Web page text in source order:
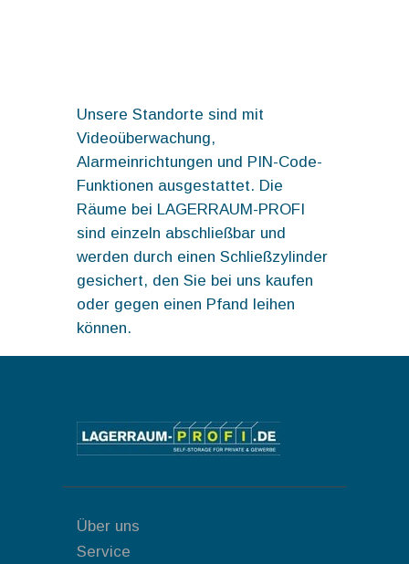
Unsere Standorte sind mit
Videoüberwachung,
Alarmeinrichtungen und PIN-Code-
Funktionen ausgestattet. Die
Räume bei LAGERRAUM-PROFI
sind einzeln abschließbar und
werden durch einen Schließzylinder
gesichert, den Sie bei uns kaufen
oder gegen einen Pfand leihen
können.
Über uns
Service